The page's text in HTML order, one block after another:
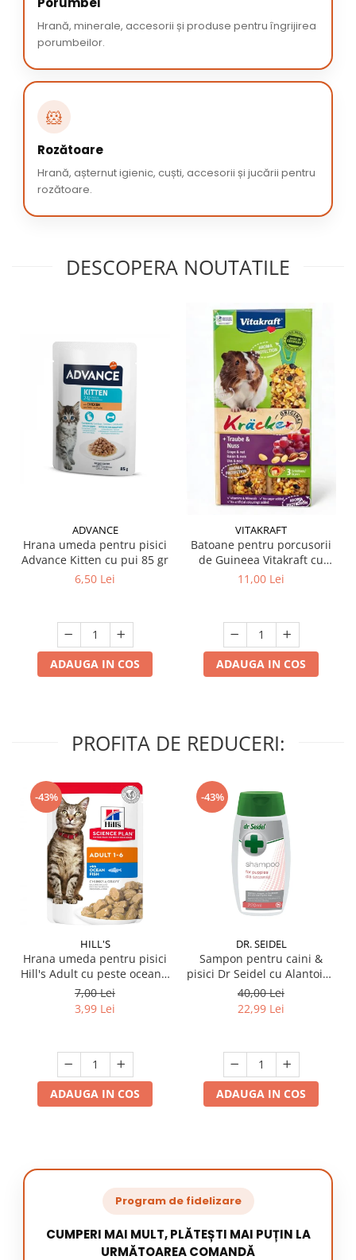
Hrană, minerale, accesorii și produse pentru îngrijirea
porumbeilor.
🐹
Rozătoare
Hrană, așternut igienic, cuști, accesorii și jucării pentru
rozătoare.
DESCOPERA NOUTATILE
ADVANCE
Hrana umeda pentru pisici
Advance Kitten cu pui 85 gr
6,50 Lei
ADAUGA IN COS
VITAKRAFT
Batoane pentru porcusorii
de Guineea Vitakraft cu
struguri & nuci 2 buc
11,00 Lei
ADAUGA IN COS
PROFITA DE REDUCERI:
-43%
HILL'S
Hrana umeda pentru pisici
Hill's Adult cu peste oceanic
85 gr
7,00 Lei
3,99 Lei
ADAUGA IN COS
-43%
DR. SEIDEL
Sampon pentru caini &
pisici Dr Seidel cu Alantoina
220 ml
40,00 Lei
22,99 Lei
ADAUGA IN COS
Program de fidelizare
CUMPERI MAI MULT, PLĂTEȘTI MAI PUȚIN LA
URMĂTOAREA COMANDĂ